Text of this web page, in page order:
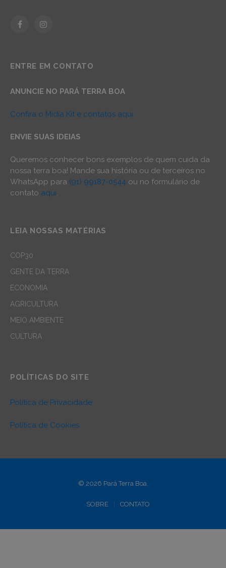
FacebookInstagram
ENTRE EM CONTATO
ANUNCIE NO PARÁ TERRA BOA
Confira o Mídia Kit e contatos aqui
ENVIE SUAS IDEIAS
Queremos conhecer bons exemplos de quem cuida da
nossa terra boa! Mande sua história ou de terceiros no
WhatsApp para (91) 99187-0544 ou no formulário de
contato aqui.
LEIA NOSSAS MATÉRIAS
COP30
GENTE DA TERRA
ECONOMIA
AGRICULTURA
MEIO AMBIENTE
CULTURA
POLÍTICAS DO SITE
Política de Privacidade
Política de Cookies
© 2026 Pará Terra Boa.
SOBRE CONTATO